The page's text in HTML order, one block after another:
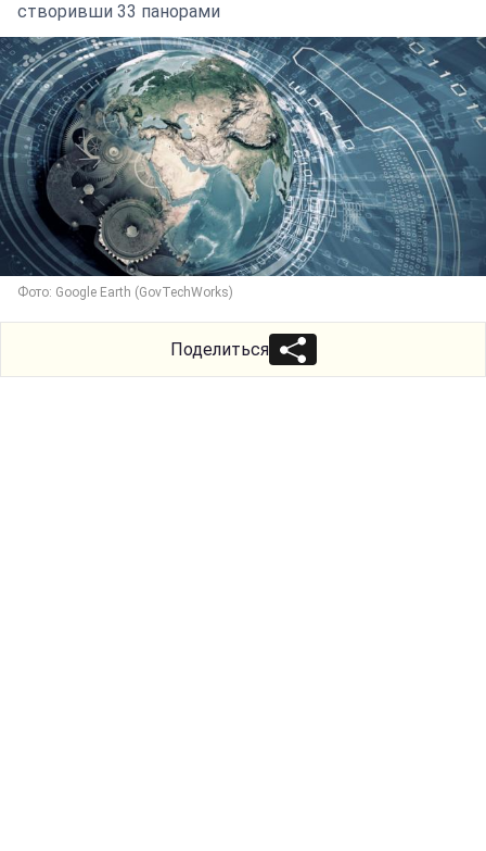
створивши 33 панорами
Фото: Google Earth (GovTechWorks)
Поделиться